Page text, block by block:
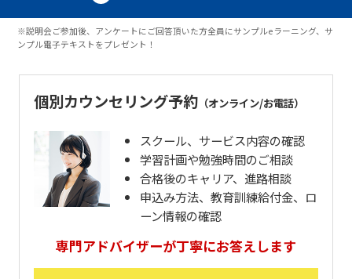
※説明会ご参加後、アンケートにご回答頂いた方全員にサンプルeラーニング、サ
ンプル電子テキストをプレゼント！
個別カウンセリング予約（オンライン/お電話）
スクール、サービス内容の確認
学習計画や勉強時間のご相談
合格後のキャリア、進路相談
申込み方法、教育訓練給付金、ロ
ーン情報の確認
専門アドバイザーが丁寧にお答えします